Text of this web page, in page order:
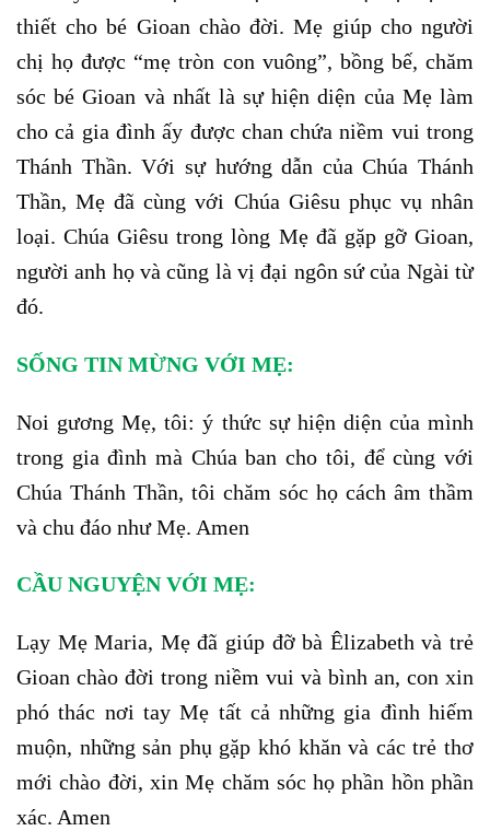
thiết cho bé Gioan chào đời. Mẹ giúp cho người
chị họ được “mẹ tròn con vuông”, bồng bế, chăm
sóc bé Gioan và nhất là sự hiện diện của Mẹ làm
cho cả gia đình ấy được chan chứa niềm vui trong
Thánh Thần. Với sự hướng dẫn của Chúa Thánh
Thần, Mẹ đã cùng với Chúa Giêsu phục vụ nhân
loại. Chúa Giêsu trong lòng Mẹ đã gặp gỡ Gioan,
người anh họ và cũng là vị đại ngôn sứ của Ngài từ
đó.
SỐNG TIN MỪNG VỚI MẸ:
Noi gương Mẹ, tôi: ý thức sự hiện diện của mình
trong gia đình mà Chúa ban cho tôi, để cùng với
Chúa Thánh Thần, tôi chăm sóc họ cách âm thầm
và chu đáo như Mẹ. Amen
CẦU NGUYỆN VỚI MẸ:
Lạy Mẹ Maria, Mẹ đã giúp đỡ bà Êlizabeth và trẻ
Gioan chào đời trong niềm vui và bình an, con xin
phó thác nơi tay Mẹ tất cả những gia đình hiếm
muộn, những sản phụ gặp khó khăn và các trẻ thơ
mới chào đời, xin Mẹ chăm sóc họ phần hồn phần
xác. Amen